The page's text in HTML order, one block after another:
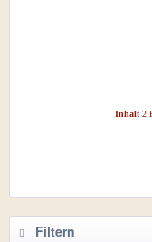
Inhalt 2
Filtern